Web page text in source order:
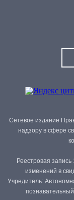
Сетевое издание
надзору в сфере
Реестровая
изменений в
Учредитель: